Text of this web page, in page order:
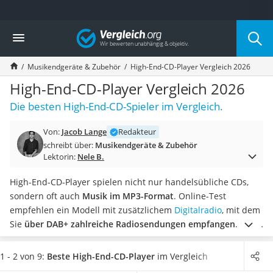
Die beliebtesten Vergleiche nach Kategorie
Elektronik
Powerstation
Monitor 32 Zoll 4K
Fernseher
Drucker
Desktop-PC
Diascanner
Laser-Multifunktionsdrucker
Powerstation mit Solarpanel
Gaming-PC
Soundbar
17-Zoll-Laptop
Satellitenschüssel
Gaming-Headset
Schnurloses Telefon
Vergleich
Musikendgeräte & Zubehör High-End-CD-Player Vergleich 2026
High-End-CD-Player Vergleich 2026
Die besten High-End-CD-Spieler im Vergleich.
Von: Jacob Lange
Redakteur
schreibt über: Musikendgeräte & Zubehör
Lektorin: Nele B.
High-End-CD-Player spielen nicht nur handelsübliche CDs,
sondern oft auch Musik im MP3-Format. Online-Test
empfehlen ein Modell mit zusätzlichem Digitalradio, mit dem
Sie über DAB+ zahlreiche Radiosendungen empfangen.
Über
Bluetoothstreamen Sie Musik über Ihr Smartphoneauch mit
Ihrem CD-Spieler. Für den Anschlussan Ihren Lautsprecher
1 - 2 von 9: Beste High-End-CD-Player im Vergleich